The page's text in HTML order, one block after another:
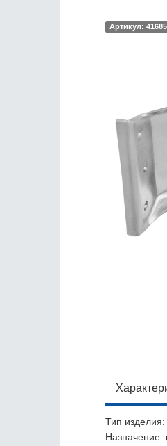
Артикул:
Тип изделия:
Назначение: